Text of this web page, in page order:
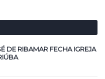
DE RIBAMAR FECHA IGREJA